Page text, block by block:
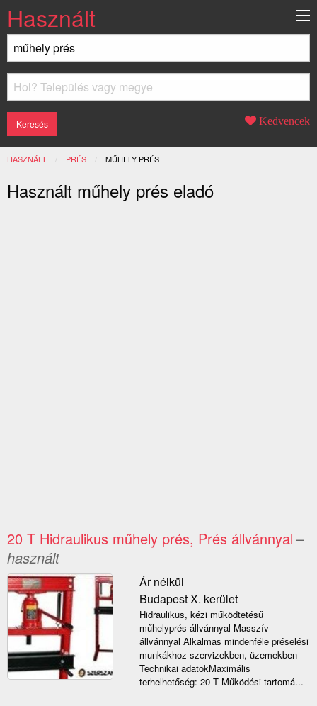
Használt
Kedvencek
HASZNÁLT PRÉS JELENLEGI:
MŰHELY PRÉS
Használt műhely prés eladó
20 T Hidraulikus műhely prés, Prés állvánnyal–
használt
Ár nélkül
Budapest X. kerület
Hidraulikus, kézi működtetésű
műhelyprés állvánnyal Masszív
állvánnyal Alkalmas mindenféle préselési
munkákhoz szervizekben, üzemekben
Technikai adatokMaximális
terhelhetőség: 20 T Működési tartomá...